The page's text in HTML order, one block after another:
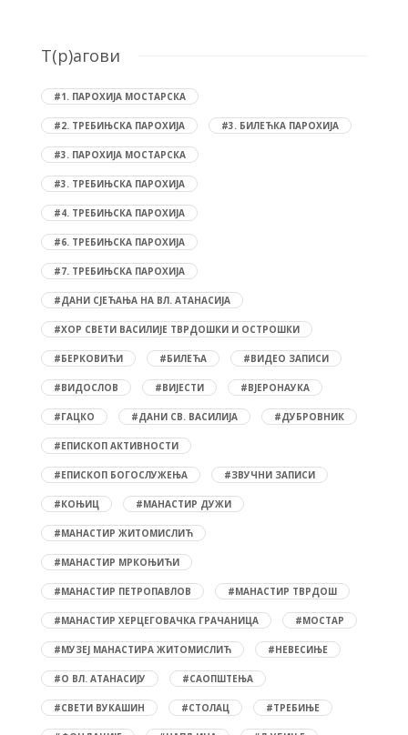
T(р)агови
#1. ПАРОХИЈА МОСТАРСКА
#2. ТРЕБИЊСКА ПАРОХИЈА #3. БИЛЕЋКА ПАРОХИЈА
#3. ПАРОХИЈА МОСТАРСКА
#3. ТРЕБИЊСКА ПАРОХИЈА
#4. ТРЕБИЊСКА ПАРОХИЈА
#6. ТРЕБИЊСКА ПАРОХИЈА
#7. ТРЕБИЊСКА ПАРОХИЈА
#ДАНИ СЈЕЋАЊА НА ВЛ. АТАНАСИЈА
#ХОР СВЕТИ ВАСИЛИЈЕ ТВРДОШКИ И ОСТРОШКИ
#БЕРКОВИЋИ #БИЛЕЋА #ВИДЕО ЗАПИСИ
#ВИДОСЛОВ #ВИЈЕСТИ #ВЈЕРОНАУКА
#ГАЦКО #ДАНИ СВ. ВАСИЛИЈА #ДУБРОВНИК
#ЕПИСКОП АКТИВНОСТИ
#ЕПИСКОП БОГОСЛУЖЕЊА #ЗВУЧНИ ЗАПИСИ
#КОЊИЦ #МАНАСТИР ДУЖИ
#МАНАСТИР ЖИТОМИСЛИЋ
#МАНАСТИР МРКОЊИЋИ
#МАНАСТИР ПЕТРОПАВЛОВ #МАНАСТИР ТВРДОШ
#МАНАСТИР ХЕРЦЕГОВАЧКА ГРАЧАНИЦА #МОСТАР
#МУЗЕЈ МАНАСТИРА ЖИТОМИСЛИЋ #НЕВЕСИЊЕ
#О ВЛ. АТАНАСИЈУ #САОПШТЕЊА
#СВЕТИ ВУКАШИН #СТОЛАЦ #ТРЕБИЊЕ